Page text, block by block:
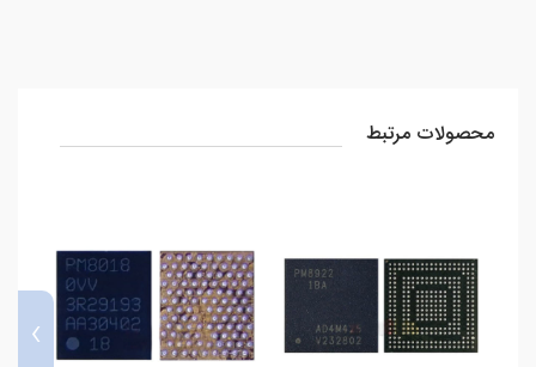
محصولات مرتبط
›